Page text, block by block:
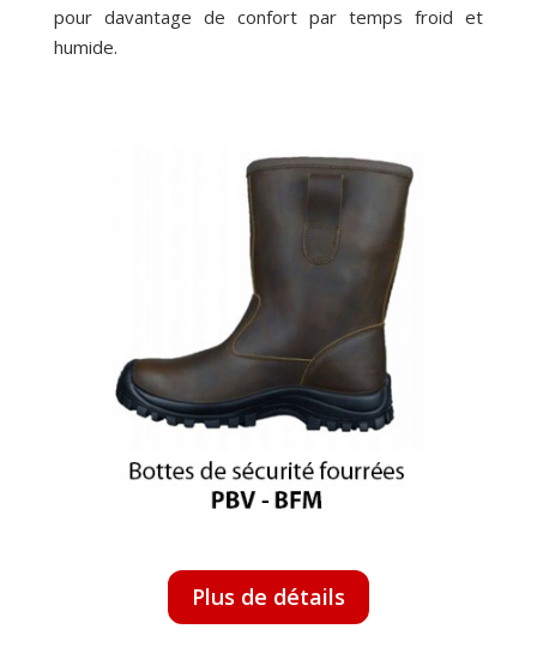
pour davantage de confort par temps froid et
humide.
Plus de détails